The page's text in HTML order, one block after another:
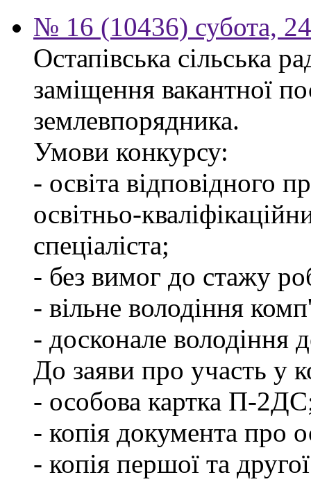
№ 16 (10436) субота,
Остапівська сільська
заміщення вакантної
землевпорядника.
Умови конкурсу:
- освіта відповідного
освітньо-
спеціаліста;
- без вимог до стажу
- вільне володіння
- досконале
До заяви про участь у
- особова картка П-
- копія документа про
- копія першої та